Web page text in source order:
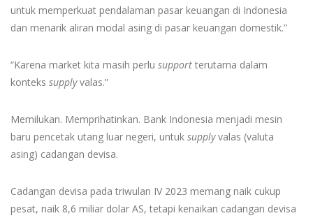
untuk memperkuat pendalaman pasar keuangan di Indonesia
dan menarik aliran modal asing di pasar keuangan domestik.”
“Karena market kita masih perlu support terutama dalam
konteks supplyvalas.”
Memilukan. Memprihatinkan. Bank Indonesia menjadi mesin
baru pencetak utang luar negeri, untuk supplyvalas (valuta
asing) cadangan devisa.
Cadangan devisa pada triwulan IV 2023 memang naik cukup
pesat, naik 8,6 miliar dolar AS, tetapi kenaikan cadangan devisa